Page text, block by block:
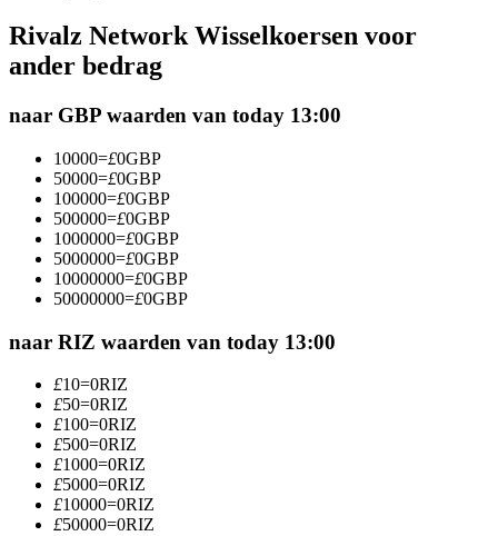
Kopiëren Handel
Sluit je aan bij top traders
Word een Copy Trader
Geniet van winstdeling en copy trading commissies
Rivalz Network Wisselkoersen voor
ander bedrag
naar GBP waarden van today 13:00
10000=£0GBP
50000=£0GBP
100000=£0GBP
500000=£0GBP
1000000=£0GBP
5000000=£0GBP
10000000=£0GBP
50000000=£0GBP
naar RIZ waarden van today 13:00
£10=0RIZ
£50=0RIZ
£100=0RIZ
£500=0RIZ
£1000=0RIZ
£5000=0RIZ
£10000=0RIZ
£50000=0RIZ